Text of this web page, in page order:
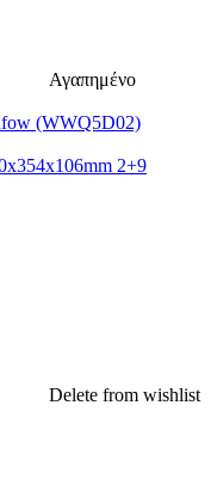
Αγαπημένο
(WWQ5D02)
Delete from wishlist